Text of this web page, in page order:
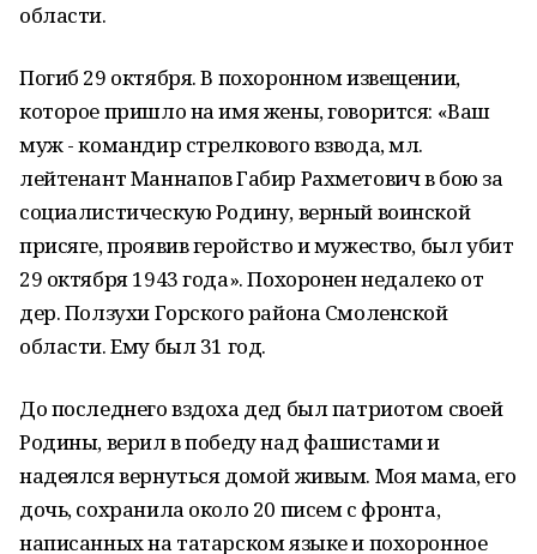
области.
Погиб 29 октября. В похоронном извещении,
которое пришло на имя жены, говорится: «Ваш
муж - командир стрелкового взвода, мл.
лейтенант Маннапов Габир Рахметович в бою за
социалистическую Родину, верный воинской
присяге, проявив геройство и мужество, был убит
29 октября 1943 года». Похоронен недалеко от
дер. Ползухи Горского района Смоленской
области. Ему был 31 год.
До последнего вздоха дед был патриотом своей
Родины, верил в победу над фашистами и
надеялся вернуться домой живым. Моя мама, его
дочь, сохранила около 20 писем с фронта,
написанных на татарском языке и похоронное